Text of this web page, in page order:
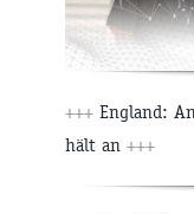
+++ England:
hält an +++